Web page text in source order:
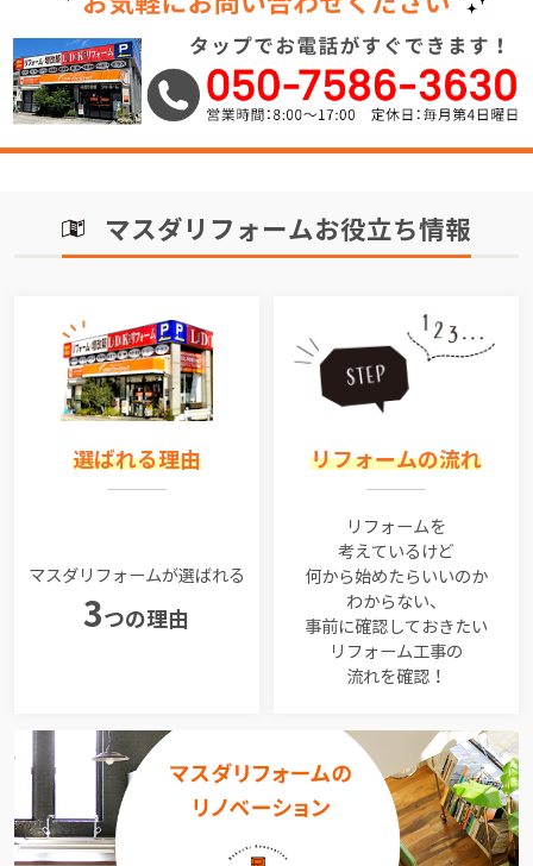
マスダリフォームお役立ち情報
選ばれる理由
マスダリフォームが選ばれる
3つの理由
リフォームの流れ
リフォームを
考えているけど
何から始めたらいいのか
わからない、
事前に確認しておきたい
リフォーム工事の
流れを確認！